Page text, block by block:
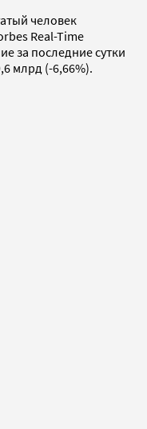
человек
Real-Time
за последние сутки
млрд (-6,66%).